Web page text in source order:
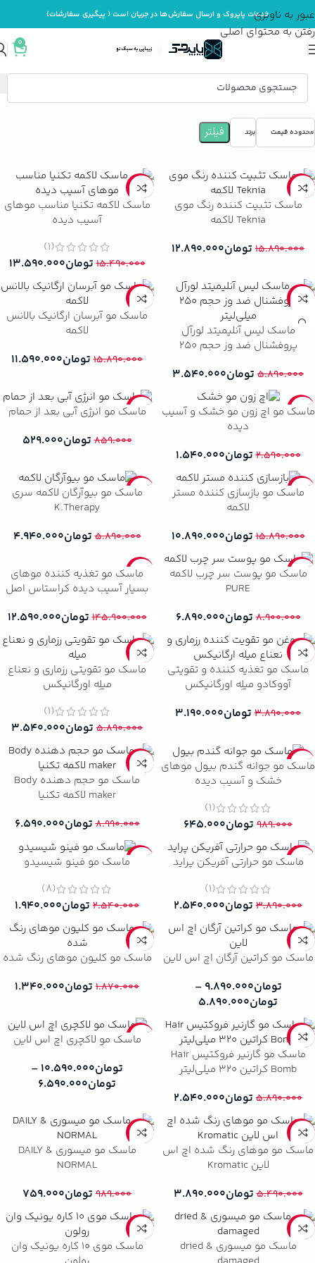
عبور به ناوبری
رفتن به محتوای اصلی
خدمات پاپروک و ارسال سفارش‌ها در جریان است ( پیگیری سفارشات)
0
خانه محصولات مو بهداشت و مراقبت از مو
محدوده قیمت برند فیلتر
-19%
ماسک تثبیت کننده رنگ موی
Teknia لاکمه
۱۵.۸۹۰.۰۰۰ تومان۱۲.۸۹۰.۰۰۰
-12%
ماسک لاکمه تکنیا مناسب موهای
آسیب دیده
(1)
۱۵.۴۹۰.۰۰۰ تومان۱۳.۵۹۰.۰۰۰
-40%
ماسک لیس آنلیمیتد لورآل
پروفشنال ضد وز حجم ۲۵۰
۵.۸۹۰.۰۰۰ تومان۳.۵۴۰.۰۰۰
-27%
ماسک مو آبرسان ارگانیک بالانس
لاکمه
۱۵.۸۹۰.۰۰۰ تومان۱۱.۵۹۰.۰۰۰
-41%
ماسک مو اچ زون مو خشک و آسیب
دیده
۲.۵۹۰.۰۰۰ تومان۱.۵۴۰.۰۰۰
-38%
ماسک مو انرژی آبی بعد از حمام
۸۵۹.۰۰۰ تومان۵۲۹.۰۰۰
-31%
ماسک مو بازسازی کننده مستر
لاکمه
۱۵.۸۹۰.۰۰۰ تومان۱۰.۸۹۰.۰۰۰
-16%
ماسک مو بیوآرگان لاکمه سری
K.Therapy
۵.۸۹۰.۰۰۰ تومان۴.۹۴۰.۰۰۰
-23%
ماسک مو پوست سر چرب لاکمه
PURE
۸.۹۰۰.۰۰۰ تومان۶.۸۹۰.۰۰۰
-91%
ماسک مو تغذیه کننده موهای
بسیار آسیب دیده کراستاس اصل
THERAPISTE۱۴۵.۹۰۰.۰۰۰ تومان۱۲.۵۹۰.۰۰۰
-18%
ماسک مو تغذیه کننده و تقویتی
آووکادو میلِه اورگانیکس
۳.۸۹۰.۰۰۰ تومان۳.۱۹۰.۰۰۰
-40%
ماسک مو تقویتی رزماری و نعناع
میلِه اورگانیکس
(1)
۵.۸۹۰.۰۰۰ تومان۳.۵۴۰.۰۰۰
-35%
ماسک مو جوانه گندم بیول موهای
خشک و آسیب دیده
(1)
۹۸۹.۰۰۰ تومان۶۴۵.۰۰۰
-27%
ماسک مو حجم دهنده Body
maker لاکمه تکنیا
۸.۹۹۰.۰۰۰ تومان۶.۵۹۰.۰۰۰
-35%
ماسک مو حرارتی آفریکن پراید
(1)
۳.۸۹۰.۰۰۰ تومان۲.۵۴۰.۰۰۰
-24%
ماسک مو فینو شیسیدو
(8)
۲.۵۴۰.۰۰۰ تومان۱.۹۴۰.۰۰۰
-40%
ماسک مو کراتین آرگان اچ اس لاین
تومان۹.۸۹۰.۰۰۰ –
تومان۵.۸۹۰.۰۰۰
-28%
ماسک مو کلیون موهای رنگ شده
۱.۸۷۰.۰۰۰ تومان۱.۳۴۰.۰۰۰
-57%
ماسک مو گارنیر فروکتیس Hair
Bomb کراتین ۳۲۰ میلی‌لیتر
۵.۸۹۰.۰۰۰ تومان۲.۵۴۰.۰۰۰
-18%
ماسک مو لاکچری اچ اس لاین
تومان۱۰.۵۹۰.۰۰۰ –
تومان۶.۵۹۰.۰۰۰
-29%
ماسک مو موهای رنگ شده اچ اس
لاین Kromatic
۵.۴۹۰.۰۰۰ تومان۳.۸۹۰.۰۰۰
-23%
ماسک مو میسوری DAILY &
NORMAL
۹۸۹.۰۰۰ تومان۷۵۹.۰۰۰
-36%
ماسک مو میسوری dried &
-23%
ماسک موی 10 کاره یونیک وان